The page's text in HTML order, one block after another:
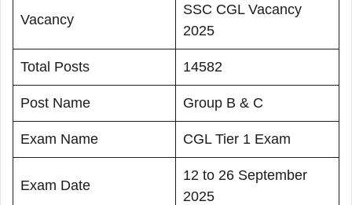
Vacancy
SSC CGL Vacancy
2025
Total Posts 14582
Post Name Group B & C
Exam Name CGL Tier 1 Exam
Exam Date
12 to 26 September
2025